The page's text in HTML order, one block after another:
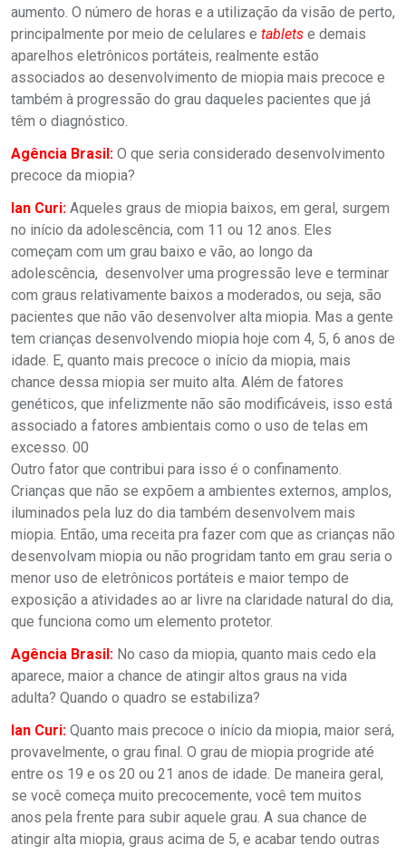
aumento. O número de horas e a utilização da visão de perto,
principalmente por meio de celulares e tablets e demais
aparelhos eletrônicos portáteis, realmente estão
associados ao desenvolvimento de miopia mais precoce e
também à progressão do grau daqueles pacientes que já
têm o diagnóstico.
Agência Brasil: O que seria considerado desenvolvimento
precoce da miopia?
Ian Curi: Aqueles graus de miopia baixos, em geral, surgem
no início da adolescência, com 11 ou 12 anos. Eles
começam com um grau baixo e vão, ao longo da
adolescência, desenvolver uma progressão leve e terminar
com graus relativamente baixos a moderados, ou seja, são
pacientes que não vão desenvolver alta miopia. Mas a gente
tem crianças desenvolvendo miopia hoje com 4, 5, 6 anos de
idade. E, quanto mais precoce o início da miopia, mais
chance dessa miopia ser muito alta. Além de fatores
genéticos, que infelizmente não são modificáveis, isso está
associado a fatores ambientais como o uso de telas em
excesso. 00
Outro fator que contribui para isso é o confinamento.
Crianças que não se expõem a ambientes externos, amplos,
iluminados pela luz do dia também desenvolvem mais
miopia. Então, uma receita pra fazer com que as crianças não
desenvolvam miopia ou não progridam tanto em grau seria o
menor uso de eletrônicos portáteis e maior tempo de
exposição a atividades ao ar livre na claridade natural do dia,
que funciona como um elemento protetor.
Agência Brasil: No caso da miopia, quanto mais cedo ela
aparece, maior a chance de atingir altos graus na vida
adulta? Quando o quadro se estabiliza?
Ian Curi: Quanto mais precoce o início da miopia, maior será,
provavelmente, o grau final. O grau de miopia progride até
entre os 19 e os 20 ou 21 anos de idade. De maneira geral,
se você começa muito precocemente, você tem muitos
anos pela frente para subir aquele grau. A sua chance de
atingir alta miopia, graus acima de 5, e acabar tendo outras